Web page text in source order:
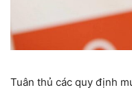
Tuân thủ các quy định